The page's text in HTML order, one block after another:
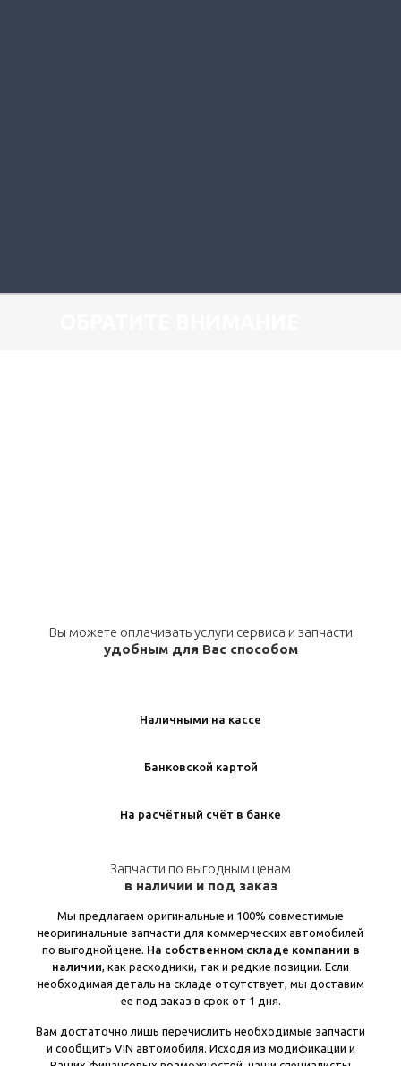
Вы можете оплачивать услуги сервиса и запчасти
удобным для Вас способом
Наличными на кассе
Банковской картой
На расчётный счёт в банке
Запчасти по выгодным ценам
в наличии и под заказ
Мы предлагаем оригинальные и 100% совместимые
неоригинальные запчасти для коммерческих автомобилей
по выгодной цене. На собственном складе компании в
наличии , как расходники, так и редкие позиции. Если
необходимая деталь на складе отсутствует, мы доставим
ее под заказ в срок от 1 дня.
Вам достаточно лишь перечислить необходимые запчасти
и сообщить VIN автомобиля. Исходя из модификации и